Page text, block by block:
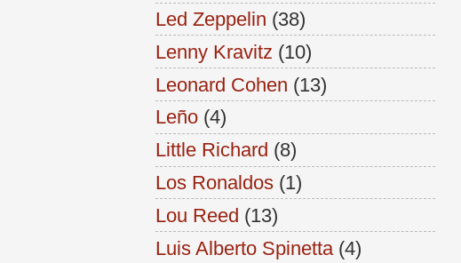
Led Zeppelin (38)
Lenny Kravitz (10)
Leonard Cohen (13)
Leño (4)
Little Richard (8)
Los Ronaldos (1)
Lou Reed (13)
Luis Alberto Spinetta (4)